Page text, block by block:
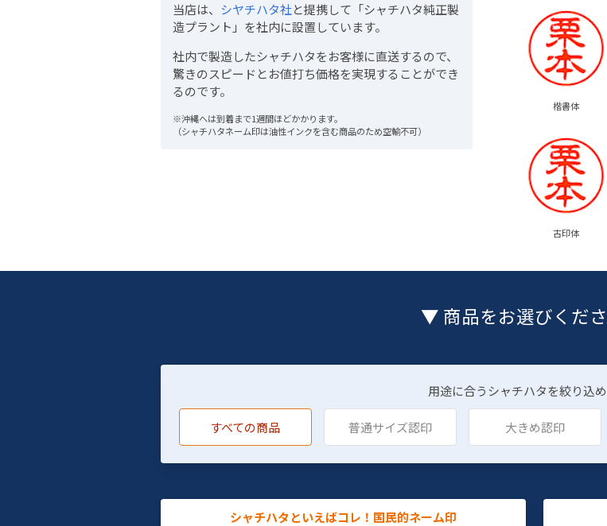
楷書体
古印体
当店は、 シヤチハタ社と提携して「シャチハタ純正製
造プラント」を社内に設置しています。
社内で製造したシャチハタをお客様に直送するので、
驚きのスピードとお値打ち価格を実現することができ
るのです。
※沖縄へは到着まで1週間ほどかかります。
（シャチハタネーム印は油性インクを含む商品のため空輸不可）
▼ 商品をお選びくだ
用途に合うシャチハタを絞り込め
すべての商品 普通サイズ認印 大きめ認印
シャチハタといえばコレ！国民的ネーム印